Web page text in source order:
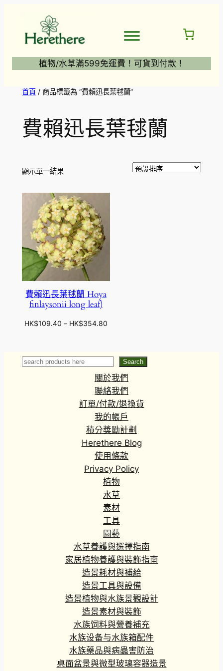
植物/水草滿599免運費！可貨到付款！
首頁/ 商品標籤為 “費賴迅長葉毬蘭”
費賴迅長葉毬蘭
顯示單一結果
費賴迅長葉毬蘭 Hoya
finlaysonii long leaf)
HK$109.40 – HK$354.80價
圍
：
H
K
$
1
0
9
.
4
0
到
H
K
$
3
5
4
.
8
0
Search Search
關於我們
聯絡我們
訂單/付款/退換貨
我的帳戶
積分獎勵計劃
Herethere Blog
使用條款
Privacy Policy
植物
水草
素材
工具
園藝
水草養護與選擇指南
家居植物養護與裝飾指南
造景耗材與補給
造景工具與設備
造景植物與水族景觀設計
造景素材與裝飾
水族饲料與營養補充
水族设备与水族箱配件
水族藥品與病蟲害防治
桌面盆景與微型玻璃容器造景